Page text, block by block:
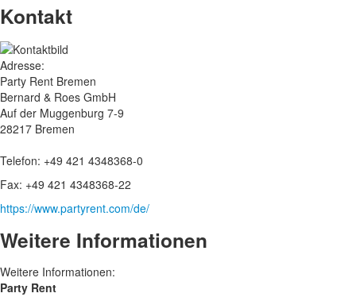
Kontakt
Adresse:
Party Rent Bremen
Bernard & Roes GmbH
Auf der Muggenburg 7-9
28217 Bremen
Telefon: +49 421 4348368-0
Fax: +49 421 4348368-22
https://www.partyrent.com/de/
Weitere Informationen
Weitere Informationen:
Party Rent